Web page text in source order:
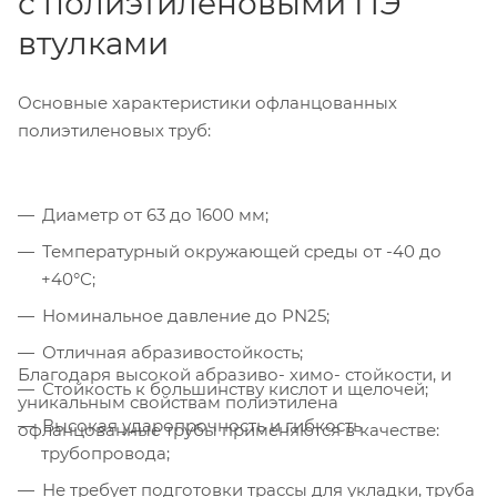
втулками
Основные характеристики офланцованных
полиэтиленовых труб:
Диаметр от 63 до 1600 мм;
Температурный окружающей среды от -40 до
+40°С;
Номинальное давление до PN25;
Отличная абразивостойкость;
Стойкость к большинству кислот и щелочей;
Высокая ударопрочность и гибкость
трубопровода;
Не требует подготовки трассы для укладки, труба
Благодаря высокой абразиво- химо- стойкости, и
уникальным свойствам полиэтилена
офланцованные трубы применяются в качестве: